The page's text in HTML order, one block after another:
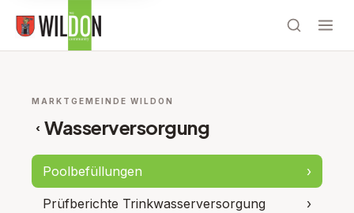
MARKTGEMEINDE WILDON
‹ Wasserversorgung
Poolbefüllungen ›
Prüfberichte Trinkwasserversorgung ›